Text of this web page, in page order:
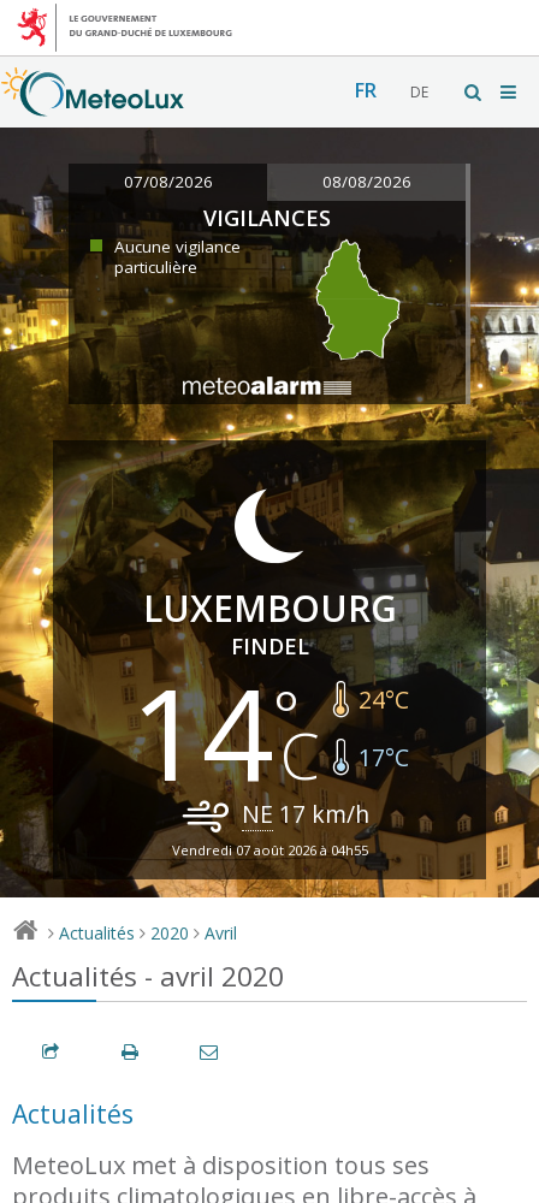
FR DE
07/08/2026 08/08/2026
VIGILANCES
Aucune vigilance
particulière
LUXEMBOURG
FINDEL
14 24°C
17°C
NE 17 km/h
Vendredi 07 août 2026 à 04h55
> Actualités > 2020 > Avril
Actualités - avril 2020
Actualités
MeteoLux met à disposition tous ses
produits climatologiques en libre-accès à